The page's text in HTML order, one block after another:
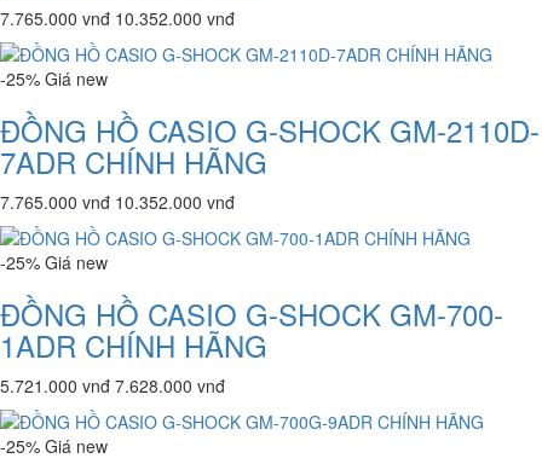
7.765.000 vnđ 10.352.000 vnđ
-25% Giá new
ĐỒNG HỒ CASIO G-SHOCK GM-2110D-
7ADR CHÍNH HÃNG
7.765.000 vnđ 10.352.000 vnđ
-25% Giá new
ĐỒNG HỒ CASIO G-SHOCK GM-700-
1ADR CHÍNH HÃNG
5.721.000 vnđ 7.628.000 vnđ
-25% Giá new